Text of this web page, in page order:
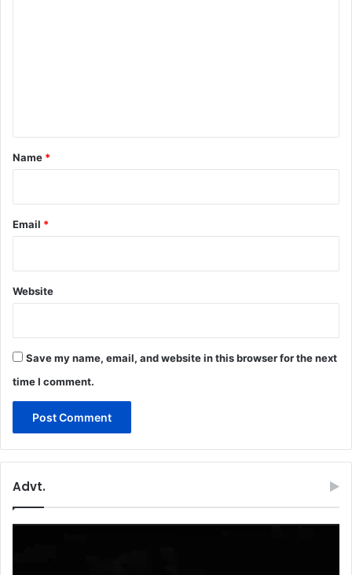
*
Name *
Email *
Website
Save my name, email, and website in this browser for the next
time I comment.
Advt.